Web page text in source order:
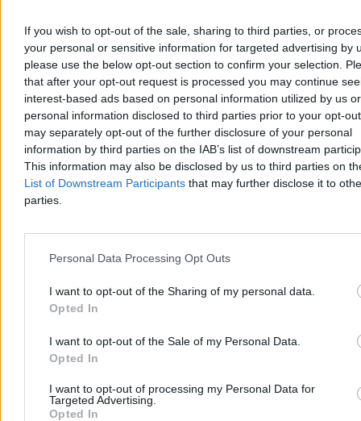
If you wish to opt-out of the sale, sharing to third parties, or
your personal or sensitive information for targeted advertising by
please use the below opt-out section to confirm your selection.
that after your opt-out request is processed you may continue
interest-based ads based on personal information utilized by us or
personal information disclosed to third parties prior to your opt-
may separately opt-out of the further disclosure of your personal
information by third parties on the IAB’s list of downstream
This information may also be disclosed by us to third parties on
List of Downstream Participants that may further disclose it to
parties.
Personal Data Processing Opt Outs
I want to opt-out of the Sharing of my personal data.
Opted In
I want to opt-out of the Sale of my Personal Data.
Opted In
I want to opt-out of processing my Personal Data for
Targeted Advertising.
Opted In
Kulisy politycznego rozwodu Sławomira
Mentzena z Ewą Zajączkowską-Hernik
Jedna z najjaśniejszych gwiazd Konfederacji od miesięcy jest
skonfliktowana ze Sławomirem Mentzenem. Lider Nowej Nadziei
życzy Ewie Zajączkowskiej-Hernik powodzenia u narodowców.
Pojawiają się głosy, że europosłanka może zasilić szeregi Korony
albo PiS. – Na pewno wystartuję z list Konfederacji w wyborach do
Jacek Prusinowski
26.03.2026
Kraj